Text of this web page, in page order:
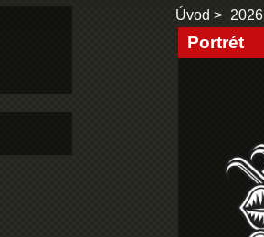
Úvod 2026
Portrét